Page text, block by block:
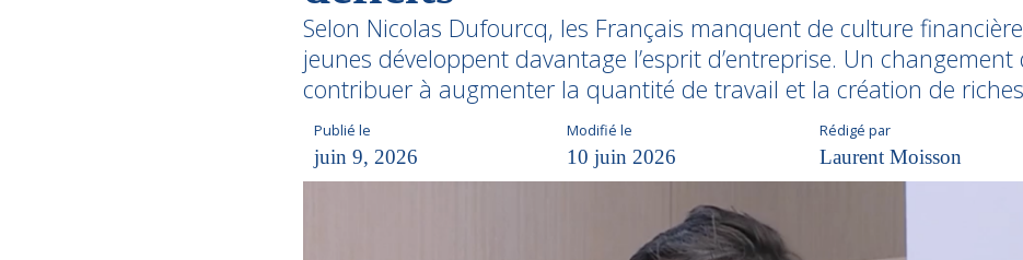
Selon Nicolas Dufourcq, les Français manquent de culture
jeunes développent davantage l’esprit d’entreprise. Un
contribuer à augmenter la quantité de travail et la création de
Publié le
juin 9, 2026
Modifié le
10 juin 2026
Rédigé par
Laurent Moisson